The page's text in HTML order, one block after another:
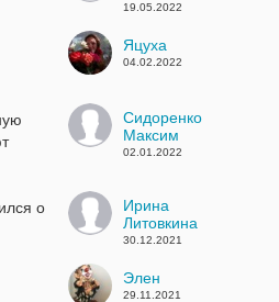
19.05.2022
Яцуха
04.02.2022
Сидоренко
Максим
02.01.2022
Ирина
Литовкина
30.12.2021
о
Элен
29.11.2021